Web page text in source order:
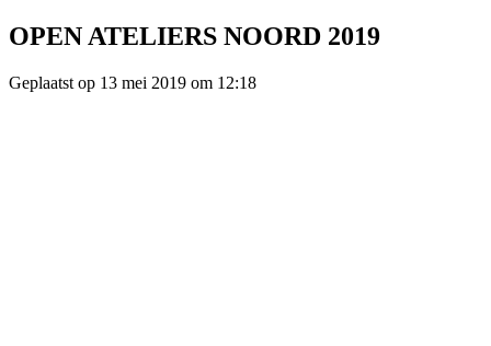
OPEN ATELIERS NOORD 2019
Geplaatst op 13 mei 2019 om 12:18